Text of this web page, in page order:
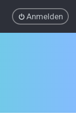
Anmelden